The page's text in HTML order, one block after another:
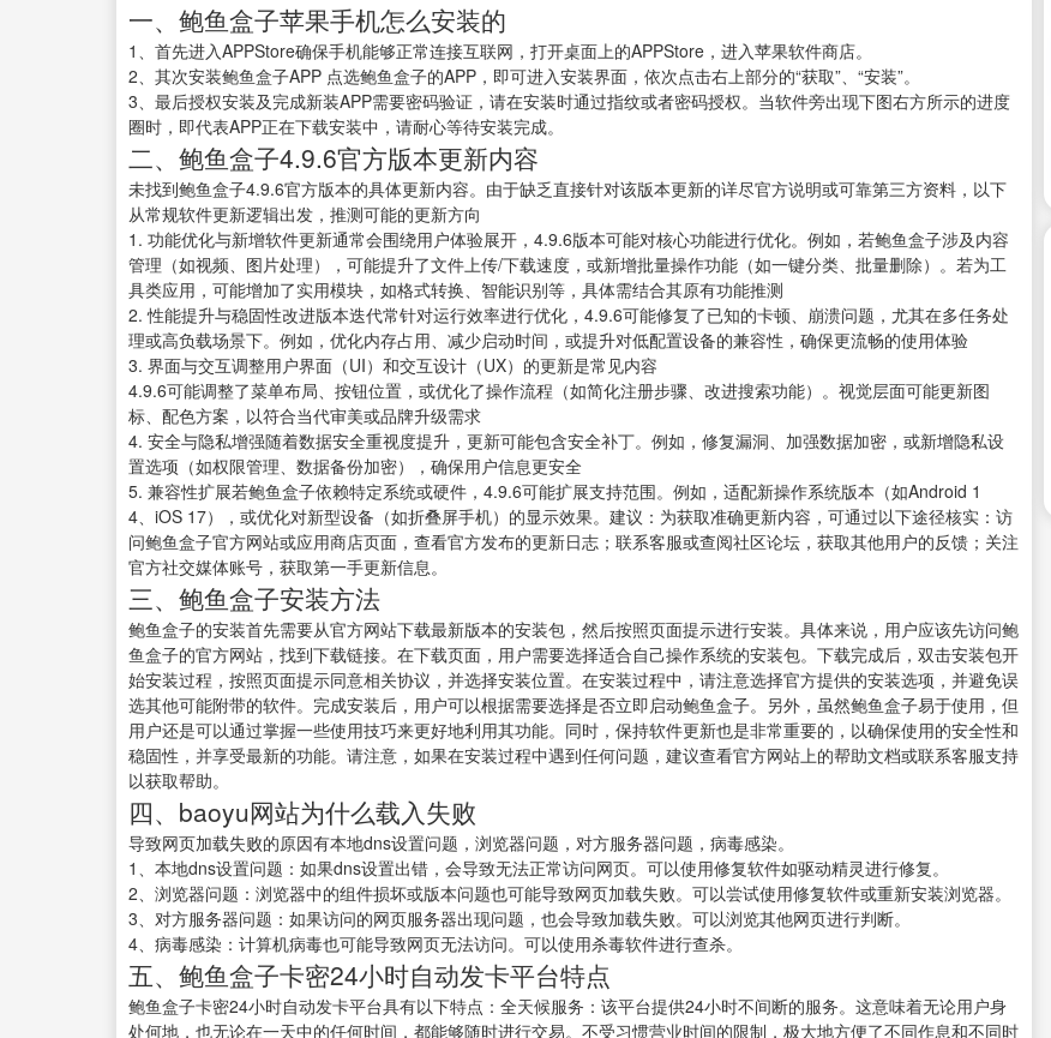
一、鲍鱼盒子苹果手机怎么安装的
1、首先进入APPStore确保手机能够正常连接互联网，打开桌面上的APPStore，进入苹果软件商店。
2、其次安装鲍鱼盒子APP 点选鲍鱼盒子的APP，即可进入安装界面，依次点击右上部分的“获取”、“安装”。
3、最后授权安装及完成新装APP需要密码验证，请在安装时通过指纹或者密码授权。当软件旁出现下图右方所示的进度
圈时，即代表APP正在下载安装中，请耐心等待安装完成。
二、鲍鱼盒子4.9.6官方版本更新内容
未找到鲍鱼盒子4.9.6官方版本的具体更新内容。由于缺乏直接针对该版本更新的详尽官方说明或可靠第三方资料，以下
从常规软件更新逻辑出发，推测可能的更新方向
1. 功能优化与新增软件更新通常会围绕用户体验展开，4.9.6版本可能对核心功能进行优化。例如，若鲍鱼盒子涉及内容
管理（如视频、图片处理），可能提升了文件上传/下载速度，或新增批量操作功能（如一键分类、批量删除）。若为工
具类应用，可能增加了实用模块，如格式转换、智能识别等，具体需结合其原有功能推测
2. 性能提升与稳固性改进版本迭代常针对运行效率进行优化，4.9.6可能修复了已知的卡顿、崩溃问题，尤其在多任务处
理或高负载场景下。例如，优化内存占用、减少启动时间，或提升对低配置设备的兼容性，确保更流畅的使用体验
3. 界面与交互调整用户界面（UI）和交互设计（UX）的更新是常见内容
4.9.6可能调整了菜单布局、按钮位置，或优化了操作流程（如简化注册步骤、改进搜索功能）。视觉层面可能更新图
标、配色方案，以符合当代审美或品牌升级需求
4. 安全与隐私增强随着数据安全重视度提升，更新可能包含安全补丁。例如，修复漏洞、加强数据加密，或新增隐私设
置选项（如权限管理、数据备份加密），确保用户信息更安全
5. 兼容性扩展若鲍鱼盒子依赖特定系统或硬件，4.9.6可能扩展支持范围。例如，适配新操作系统版本（如Android 1
4、iOS 17），或优化对新型设备（如折叠屏手机）的显示效果。建议：为获取准确更新内容，可通过以下途径核实：访
问鲍鱼盒子官方网站或应用商店页面，查看官方发布的更新日志；联系客服或查阅社区论坛，获取其他用户的反馈；关注
官方社交媒体账号，获取第一手更新信息。
三、鲍鱼盒子安装方法
鲍鱼盒子的安装首先需要从官方网站下载最新版本的安装包，然后按照页面提示进行安装。具体来说，用户应该先访问鲍
鱼盒子的官方网站，找到下载链接。在下载页面，用户需要选择适合自己操作系统的安装包。下载完成后，双击安装包开
始安装过程，按照页面提示同意相关协议，并选择安装位置。在安装过程中，请注意选择官方提供的安装选项，并避免误
选其他可能附带的软件。完成安装后，用户可以根据需要选择是否立即启动鲍鱼盒子。另外，虽然鲍鱼盒子易于使用，但
用户还是可以通过掌握一些使用技巧来更好地利用其功能。同时，保持软件更新也是非常重要的，以确保使用的安全性和
稳固性，并享受最新的功能。请注意，如果在安装过程中遇到任何问题，建议查看官方网站上的帮助文档或联系客服支持
以获取帮助。
四、baoyu网站为什么载入失败
导致网页加载失败的原因有本地dns设置问题，浏览器问题，对方服务器问题，病毒感染。
1、本地dns设置问题：如果dns设置出错，会导致无法正常访问网页。可以使用修复软件如驱动精灵进行修复。
2、浏览器问题：浏览器中的组件损坏或版本问题也可能导致网页加载失败。可以尝试使用修复软件或重新安装浏览器。
3、对方服务器问题：如果访问的网页服务器出现问题，也会导致加载失败。可以浏览其他网页进行判断。
4、病毒感染：计算机病毒也可能导致网页无法访问。可以使用杀毒软件进行查杀。
五、鲍鱼盒子卡密24小时自动发卡平台特点
鲍鱼盒子卡密24小时自动发卡平台具有以下特点：全天候服务：该平台提供24小时不间断的服务。这意味着无论用户身
处何地，也无论在一天中的任何时间，都能够随时进行交易。不受习惯营业时间的限制，极大地方便了不同作息和不同时